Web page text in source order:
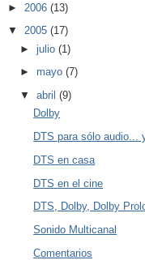
► 2006 (13)
▼ 2005 (17)
►julio(1)
►mayo(7)
▼abril(9)
Dolby
DTS para sólo audio...
DTS en casa
DTS en el cine
DTS, Dolby, Dolby
Sonido Multicanal
Comentarios